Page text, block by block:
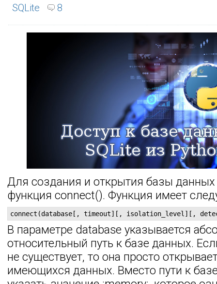
SQLite
8
Для создания и открытия базы данных
функция connect(). Функция имеет
connect(database[, timeout][, isolation_level][,
В параметре database указывается
относительный путь к базе данных.
не существует, то она просто
имеющихся данных. Вместо пути к